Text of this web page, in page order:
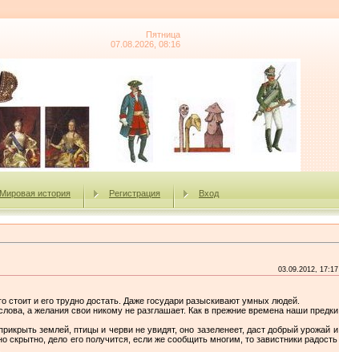
Пятница
07.08.2026, 08:16
Мировая история Регистрация Вход
03.09.2012, 17:17
и его трудно доcтать. Даже государи разыскивают умных людей.
а желания свои никому не разглашает. Как в прежние времена наши предки
землей, птицы и черви не увидят, оно зазеленеет, даст добрый урожай и
скрытно, дело его получится, если же сообщить многим, то завистники радость